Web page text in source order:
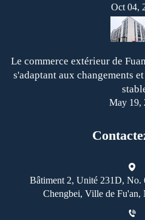
Oct 04,
Le commerce extérieur de
s'adaptant aux changements
May 19,
Bâtiment 2, Unité 231D, No.
Chengbei, Ville de